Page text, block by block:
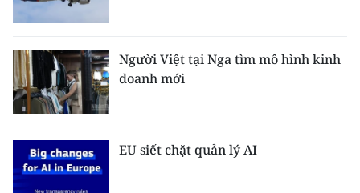
ENGLISH
中文
FRANÇAIS
ESPAÑOL
Người Việt tại Nga tìm mô hình kinh
doanh mới
EU siết chặt quản lý AI